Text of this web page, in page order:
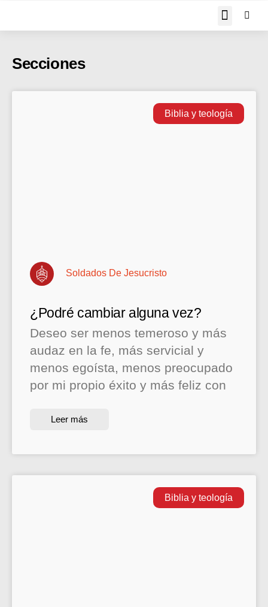
Secciones
Biblia y teología
¿Podré cambiar alguna vez?
Deseo ser menos temeroso y más
audaz en la fe, más servicial y
menos egoísta, menos preocupado
por mi propio éxito y más feliz con
Leer más
Soldados De Jesucristo
Biblia y teología